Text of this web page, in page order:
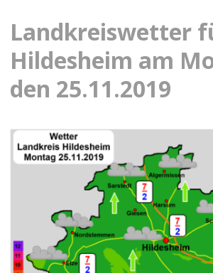
Landkreiswetter
Hildesheim am
den 25.11.2019